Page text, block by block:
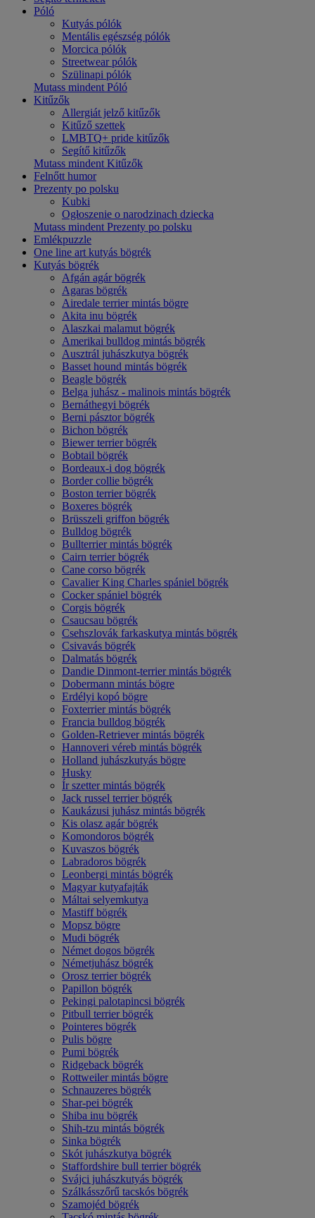
Póló
Kutyás pólók
Mentális egészség pólók
Morcica pólók
Streetwear pólók
Szülinapi pólók
Mutass mindent Póló
Kitűzők
Allergiát jelző kitűzők
Kitűző szettek
LMBTQ+ pride kitűzők
Segítő kitűzők
Mutass mindent Kitűzők
Felnőtt humor
Prezenty po polsku
Kubki
Ogłoszenie o narodzinach dziecka
Mutass mindent Prezenty po polsku
Emlékpuzzle
One line art kutyás bögrék
Kutyás bögrék
Afgán agár bögrék
Agaras bögrék
Airedale terrier mintás bögre
Akita inu bögrék
Alaszkai malamut bögrék
Amerikai bulldog mintás bögrék
Ausztrál juhászkutya bögrék
Basset hound mintás bögrék
Beagle bögrék
Belga juhász - malinois mintás bögrék
Bernáthegyi bögrék
Berni pásztor bögrék
Bichon bögrék
Biewer terrier bögrék
Bobtail bögrék
Bordeaux-i dog bögrék
Border collie bögrék
Boston terrier bögrék
Boxeres bögrék
Brüsszeli griffon bögrék
Bulldog bögrék
Bullterrier mintás bögrék
Cairn terrier bögrék
Cane corso bögrék
Cavalier King Charles spániel bögrék
Cocker spániel bögrék
Corgis bögrék
Csaucsau bögrék
Csehszlovák farkaskutya mintás bögrék
Csivavás bögrék
Dalmatás bögrék
Dandie Dinmont-terrier mintás bögrék
Dobermann mintás bögre
Erdélyi kopó bögre
Foxterrier mintás bögrék
Francia bulldog bögrék
Golden-Retriever mintás bögrék
Hannoveri véreb mintás bögrék
Holland juhászkutyás bögre
Husky
Ír szetter mintás bögrék
Jack russel terrier bögrék
Kaukázusi juhász mintás bögrék
Kis olasz agár bögrék
Komondoros bögrék
Kuvaszos bögrék
Labradoros bögrék
Leonbergi mintás bögrék
Magyar kutyafajták
Máltai selyemkutya
Mastiff bögrék
Mopsz bögre
Mudi bögrék
Német dogos bögrék
Németjuhász bögrék
Orosz terrier bögrék
Papillon bögrék
Pekingi palotapincsi bögrék
Pitbull terrier bögrék
Pointeres bögrék
Pulis bögre
Pumi bögrék
Ridgeback bögrék
Rottweiler mintás bögre
Schnauzeres bögrék
Shar-pei bögrék
Shiba inu bögrék
Shih-tzu mintás bögrék
Sinka bögrék
Skót juhászkutya bögrék
Staffordshire bull terrier bögrék
Svájci juhászkutyás bögrék
Szálkásszőrű tacskós bögrék
Szamojéd bögrék